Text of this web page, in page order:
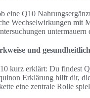
eine Q10
Wechselwirkungen mit
und
kurz erklärt: Du findest
Erklärung hilft dir,
eine zentrale Rolle